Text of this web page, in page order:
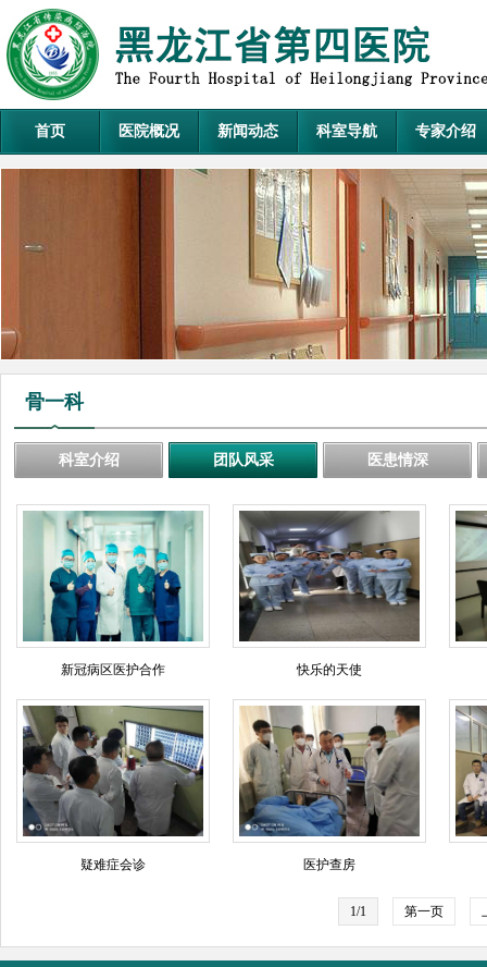
首页 医院概况 新闻动态 科室导航 专家介绍
骨一科
科室介绍 团队风采 医患情深
新冠病区医护合作 快乐的天使
疑难症会诊 医护查房
1/1 第一页